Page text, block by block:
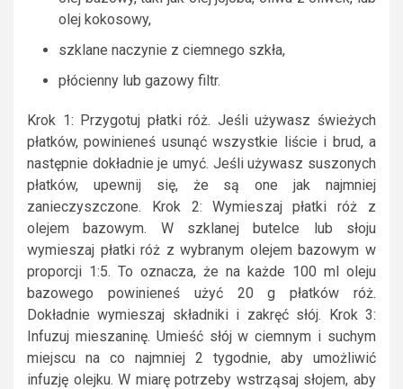
olej kokosowy,
szklane naczynie z ciemnego szkła,
płócienny lub gazowy filtr.
Krok 1: Przygotuj płatki róż. Jeśli używasz świeżych
płatków, powinieneś usunąć wszystkie liście i brud, a
następnie dokładnie je umyć. Jeśli używasz suszonych
płatków, upewnij się, że są one jak najmniej
zanieczyszczone. Krok 2: Wymieszaj płatki róż z
olejem bazowym. W szklanej butelce lub słoju
wymieszaj płatki róż z wybranym olejem bazowym w
proporcji 1:5. To oznacza, że na każde 100 ml oleju
bazowego powinieneś użyć 20 g płatków róż.
Dokładnie wymieszaj składniki i zakręć słój. Krok 3:
Infuzuj mieszaninę. Umieść słój w ciemnym i suchym
miejscu na co najmniej 2 tygodnie, aby umożliwić
infuzję olejku. W miarę potrzeby wstrząsaj słojem, aby